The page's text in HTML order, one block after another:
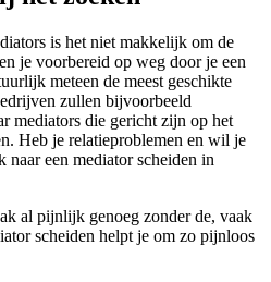
is het niet makkelijk om de
je voorbereid op weg door je een
meteen de meest geschikte
zullen bijvoorbeeld
mediators die gericht zijn op het
Heb je relatieproblemen en wil je
naar een mediator scheiden in
al pijnlijk genoeg zonder de, vaak
scheiden helpt je om zo pijnloos